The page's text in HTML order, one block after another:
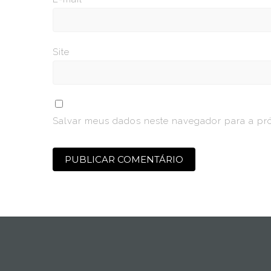
Site
Salvar meus dados neste navegador para a